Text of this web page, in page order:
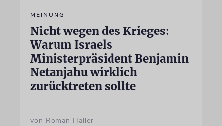
MEINUNG
Nicht wegen des Krieges:
Warum Israels
Ministerpräsident Benjamin
Netanjahu wirklich
zurücktreten sollte
von Roman Haller